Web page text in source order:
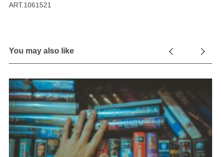
ART.1061521
You may also like